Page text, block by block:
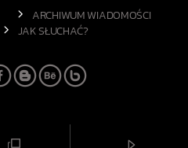
ARCHIWUM WIADOMOŚCI
JAK SŁUCHAĆ?